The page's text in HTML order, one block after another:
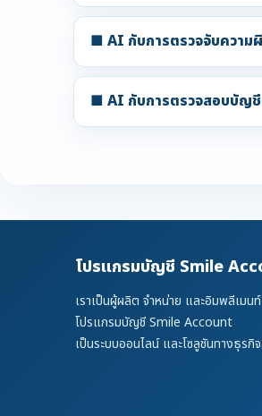
■ AI กับการตรวจจับความ
■ AI กับการตรวจสอบบัญ
โปรแกรมบัญชี Smile
เราเป็นผู้ผลิต จำหน่าย และอิมพลีเมนท์
โปรแกรมบัญชี Smile Account
เป็นระบบออนไลน์ และโซลูชันทางธุรกิ